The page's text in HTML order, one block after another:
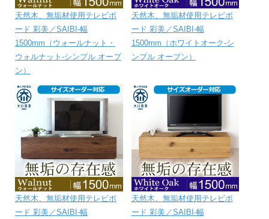
天然木、無垢材使用テレビボ
ード 彩美／SAIBI-幅
1500mm（ウォールナット・
ウォルナット-シンプル オープ
ン）
天然木、無垢材使用テレビボ
ード 彩美／SAIBI-幅
1500mm（ホワイトオーク-シ
ンプル オープン）
天然木、無垢材使用テレビボ
ード 彩美／SAIBI-幅
天然木、無垢材使用テレビボ
ード 彩美／SAIBI-幅